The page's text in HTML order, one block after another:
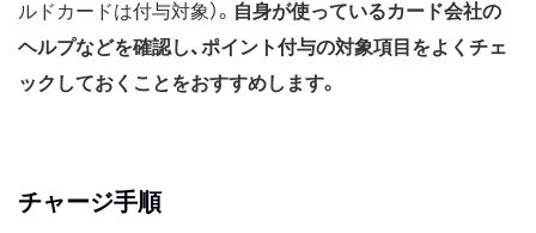
ルドカードは付与対象）。 自身が使っているカード会社の
ヘルプなどを確認し、ポイント付与の対象項目をよくチェ
ックしておくことをおすすめします。
チャージ手順